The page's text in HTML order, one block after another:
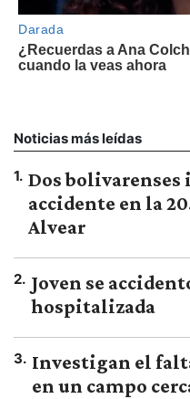
Noticias más leídas
1. Dos
accidente en la
Alvear
2. Joven se
hospitalizada
3. Investigan el
en un campo